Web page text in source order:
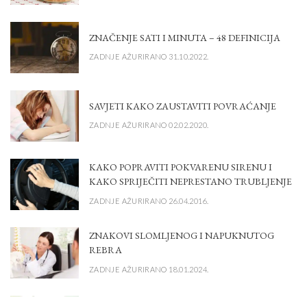
ZNAČENJE SATI I MINUTA – 48 DEFINICIJA
ZADNJE AŽURIRANO 31.10.2022.
SAVJETI KAKO ZAUSTAVITI POVRAĆANJE
ZADNJE AŽURIRANO 02.02.2020.
KAKO POPRAVITI POKVARENU SIRENU I
KAKO SPRIJEČITI NEPRESTANO TRUBLJENJE
ZADNJE AŽURIRANO 26.04.2016.
ZNAKOVI SLOMLJENOG I NAPUKNUTOG
REBRA
ZADNJE AŽURIRANO 18.01.2024.